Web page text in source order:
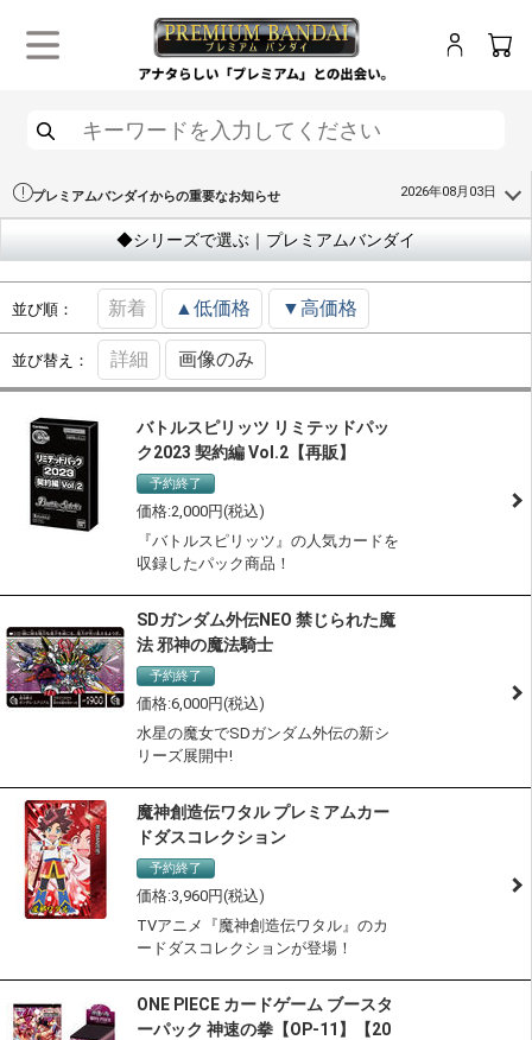
プレミアムバンダイからの重要なお知らせ 2026年08月03日
◆シリーズで選ぶ｜プレミアムバンダイ
並び順： 新着 ▲低価格 ▼高価格
並び替え： 詳細 画像のみ
バトルスピリッツ リミテッドパッ
ク2023 契約編 Vol.2【再販】
予約終了
2,000
『バトルスピリッツ』の人気カードを
収録したパック商品！
SDガンダム外伝NEO 禁じられた魔
法 邪神の魔法騎士
予約終了
6,000
水星の魔女でSDガンダム外伝の新シ
リーズ展開中!
魔神創造伝ワタル プレミアムカー
ドダスコレクション
予約終了
3,960
TVアニメ『魔神創造伝ワタル』のカ
ードダスコレクションが登場！
ONE PIECE カードゲーム ブースタ
ーパック 神速の拳【OP-11】【20